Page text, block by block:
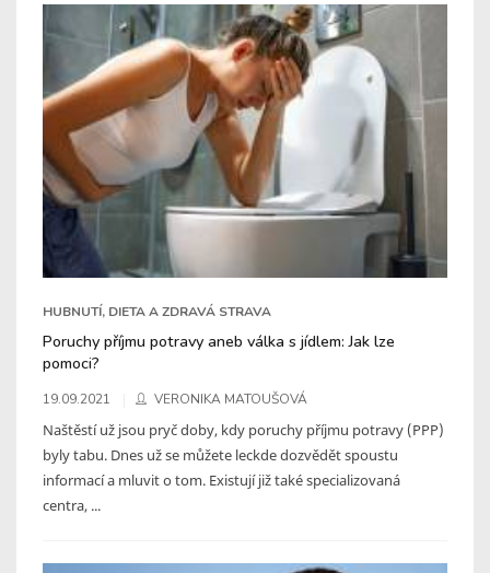
HUBNUTÍ, DIETA A ZDRAVÁ STRAVA
Poruchy příjmu potravy aneb válka s jídlem: Jak lze
pomoci?
19.09.2021 VERONIKA MATOUŠOVÁ
Naštěstí už jsou pryč doby, kdy poruchy příjmu potravy (PPP)
byly tabu. Dnes už se můžete leckde dozvědět spoustu
informací a mluvit o tom. Existují již také specializovaná
centra, ...